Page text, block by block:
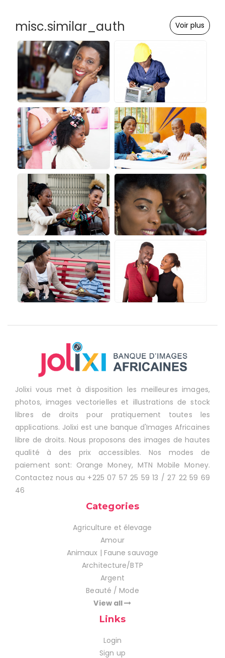
misc.similar_auth Voir plus
Jolixi vous met à disposition les meilleures images,
photos, images vectorielles et illustrations de stock
libres de droits pour pratiquement toutes les
applications. Jolixi est une banque d'Images Africaines
libre de droits. Nous proposons des images de hautes
qualité à des prix accessibles. Nos modes de
paiement sont: Orange Money, MTN Mobile Money.
Contactez nous au +225 07 57 25 59 13 / 27 22 59 69
46
Categories
Agriculture et élevage
Amour
Animaux | Faune sauvage
Architecture/BTP
Argent
Beauté / Mode
View all
Links
Login
Sign up